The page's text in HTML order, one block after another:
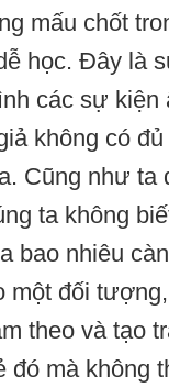
mấu chốt
học. Đây là
các sự kiện
không có
Cũng như ta
ta không
bao nhiêu
một đối
theo và tạo
mà không